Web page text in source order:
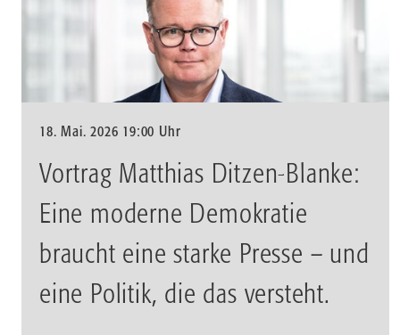
18. Mai. 2026 19:00 Uhr
Vortrag Matthias Ditzen-Blanke:
Eine moderne Demokratie
braucht eine starke Presse – und
eine Politik, die das versteht.